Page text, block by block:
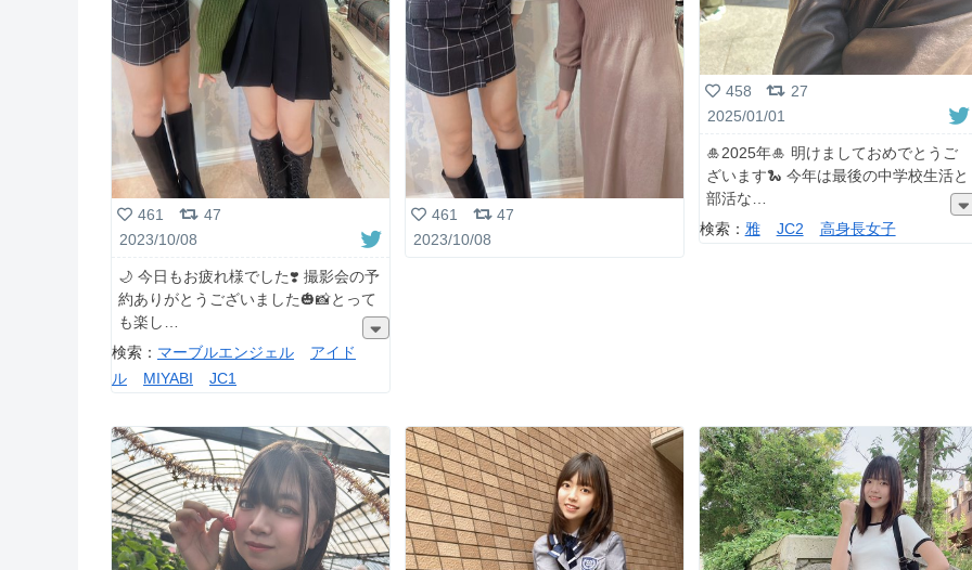
461
47
2023/10/08
🌙 今日もお疲れ様でした❣️ 撮影会の予
約ありがとうございました🎃📸とって
も楽し
検索： マーブルエンジェル
アイド
ル
MIYABI JC1
461
47
2023/10/08
458
27
2025/01/01
🎍2025年🎍 明けましておめでとうご
ざいます🐍 今年は最後の中学校生活と
部活な
検索： 雅 JC2 高身長女子